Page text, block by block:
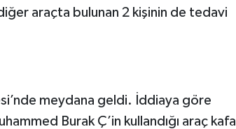
araçta bulunan 2 kişinin de tedavi
meydana geldi. İddiaya göre
Burak Ç’in kullandığı araç kafa